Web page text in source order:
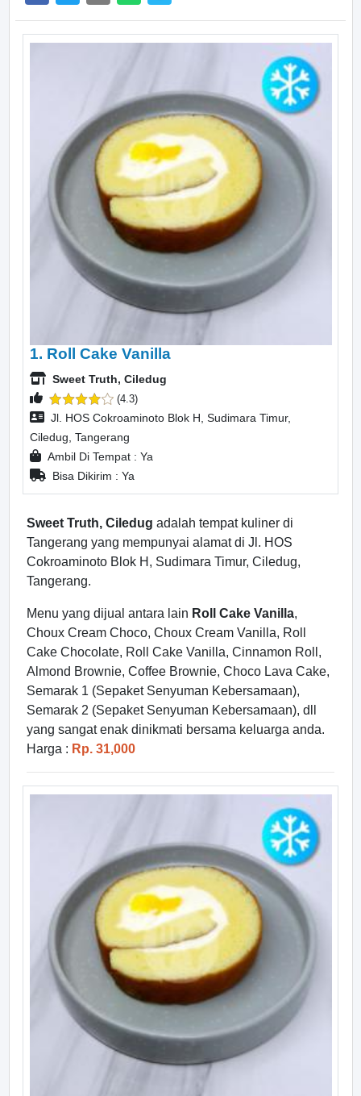
1. Roll Cake Vanilla
Sweet Truth, Ciledug
(4.3)
Jl. HOS Cokroaminoto Blok H, Sudimara Timur,
Ciledug, Tangerang
Ambil Di Tempat : Ya
Bisa Dikirim : Ya
Sweet Truth, Ciledug adalah tempat kuliner di
Tangerang yang mempunyai alamat di Jl. HOS
Cokroaminoto Blok H, Sudimara Timur, Ciledug,
Tangerang.
Menu yang dijual antara lain Roll Cake Vanilla,
Choux Cream Choco, Choux Cream Vanilla, Roll
Cake Chocolate, Roll Cake Vanilla, Cinnamon Roll,
Almond Brownie, Coffee Brownie, Choco Lava Cake,
Semarak 1 (Sepaket Senyuman Kebersamaan),
Semarak 2 (Sepaket Senyuman Kebersamaan), dll
yang sangat enak dinikmati bersama keluarga anda.
Harga : Rp. 31,000